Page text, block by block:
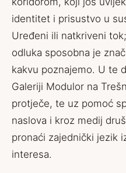
identitet i prisustvo u
Uređeni ili natkriveni
odluka sposobna je
kakvu poznajemo. U te
Galeriji Modulor na
protječe, te uz pomoć
naslova i kroz medij
pronaći zajednički jezik
interesa.